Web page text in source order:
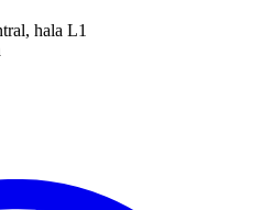
hala L1